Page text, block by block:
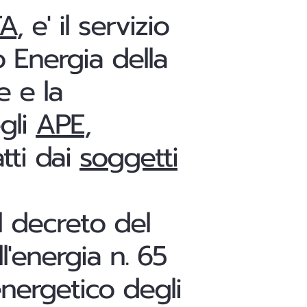
, e' il servizio
della
e la
APE,
dai soggetti
decreto del
n. 65
degli